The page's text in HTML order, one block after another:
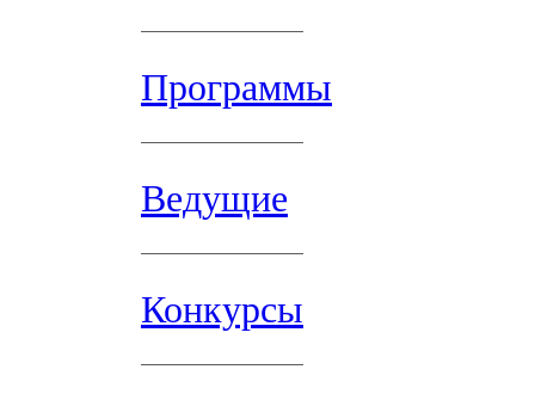
Программы
Ведущие
Конкурсы